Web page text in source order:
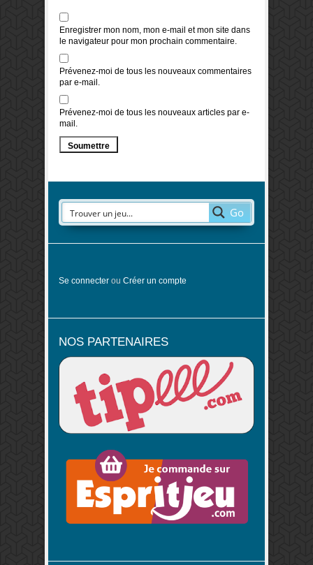
Enregistrer mon nom, mon e-mail et mon site dans
le navigateur pour mon prochain commentaire.
Prévenez-moi de tous les nouveaux commentaires
par e-mail.
Prévenez-moi de tous les nouveaux articles par e-
mail.
Go
Se connecter ou Créer un compte
NOS PARTENAIRES